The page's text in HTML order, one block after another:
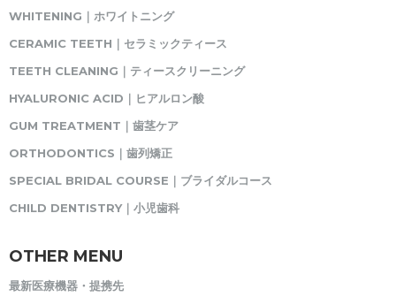
WHITENING｜ホワイトニング
CERAMIC TEETH｜セラミックティース
TEETH CLEANING｜ティースクリーニング
HYALURONIC ACID｜ヒアルロン酸
GUM TREATMENT｜歯茎ケア
ORTHODONTICS｜歯列矯正
SPECIAL BRIDAL COURSE｜ブライダルコース
CHILD DENTISTRY｜小児歯科
OTHER MENU
最新医療機器・提携先